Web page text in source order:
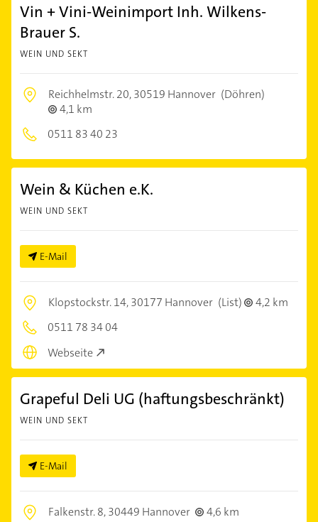
Vin + Vini-Weinimport Inh. Wilkens-
Brauer S.
WEIN UND SEKT
Reichhelmstr. 20,30519 Hannover (Döhren)
4,1 km
0511 83 40 23
Wein & Küchen e.K.
WEIN UND SEKT
E-Mail
Klopstockstr. 14,30177 Hannover (List)
4,2 km
0511 78 34 04
Webseite
Grapeful Deli UG (haftungsbeschränkt)
WEIN UND SEKT
E-Mail
Falkenstr. 8,30449 Hannover
4,6 km